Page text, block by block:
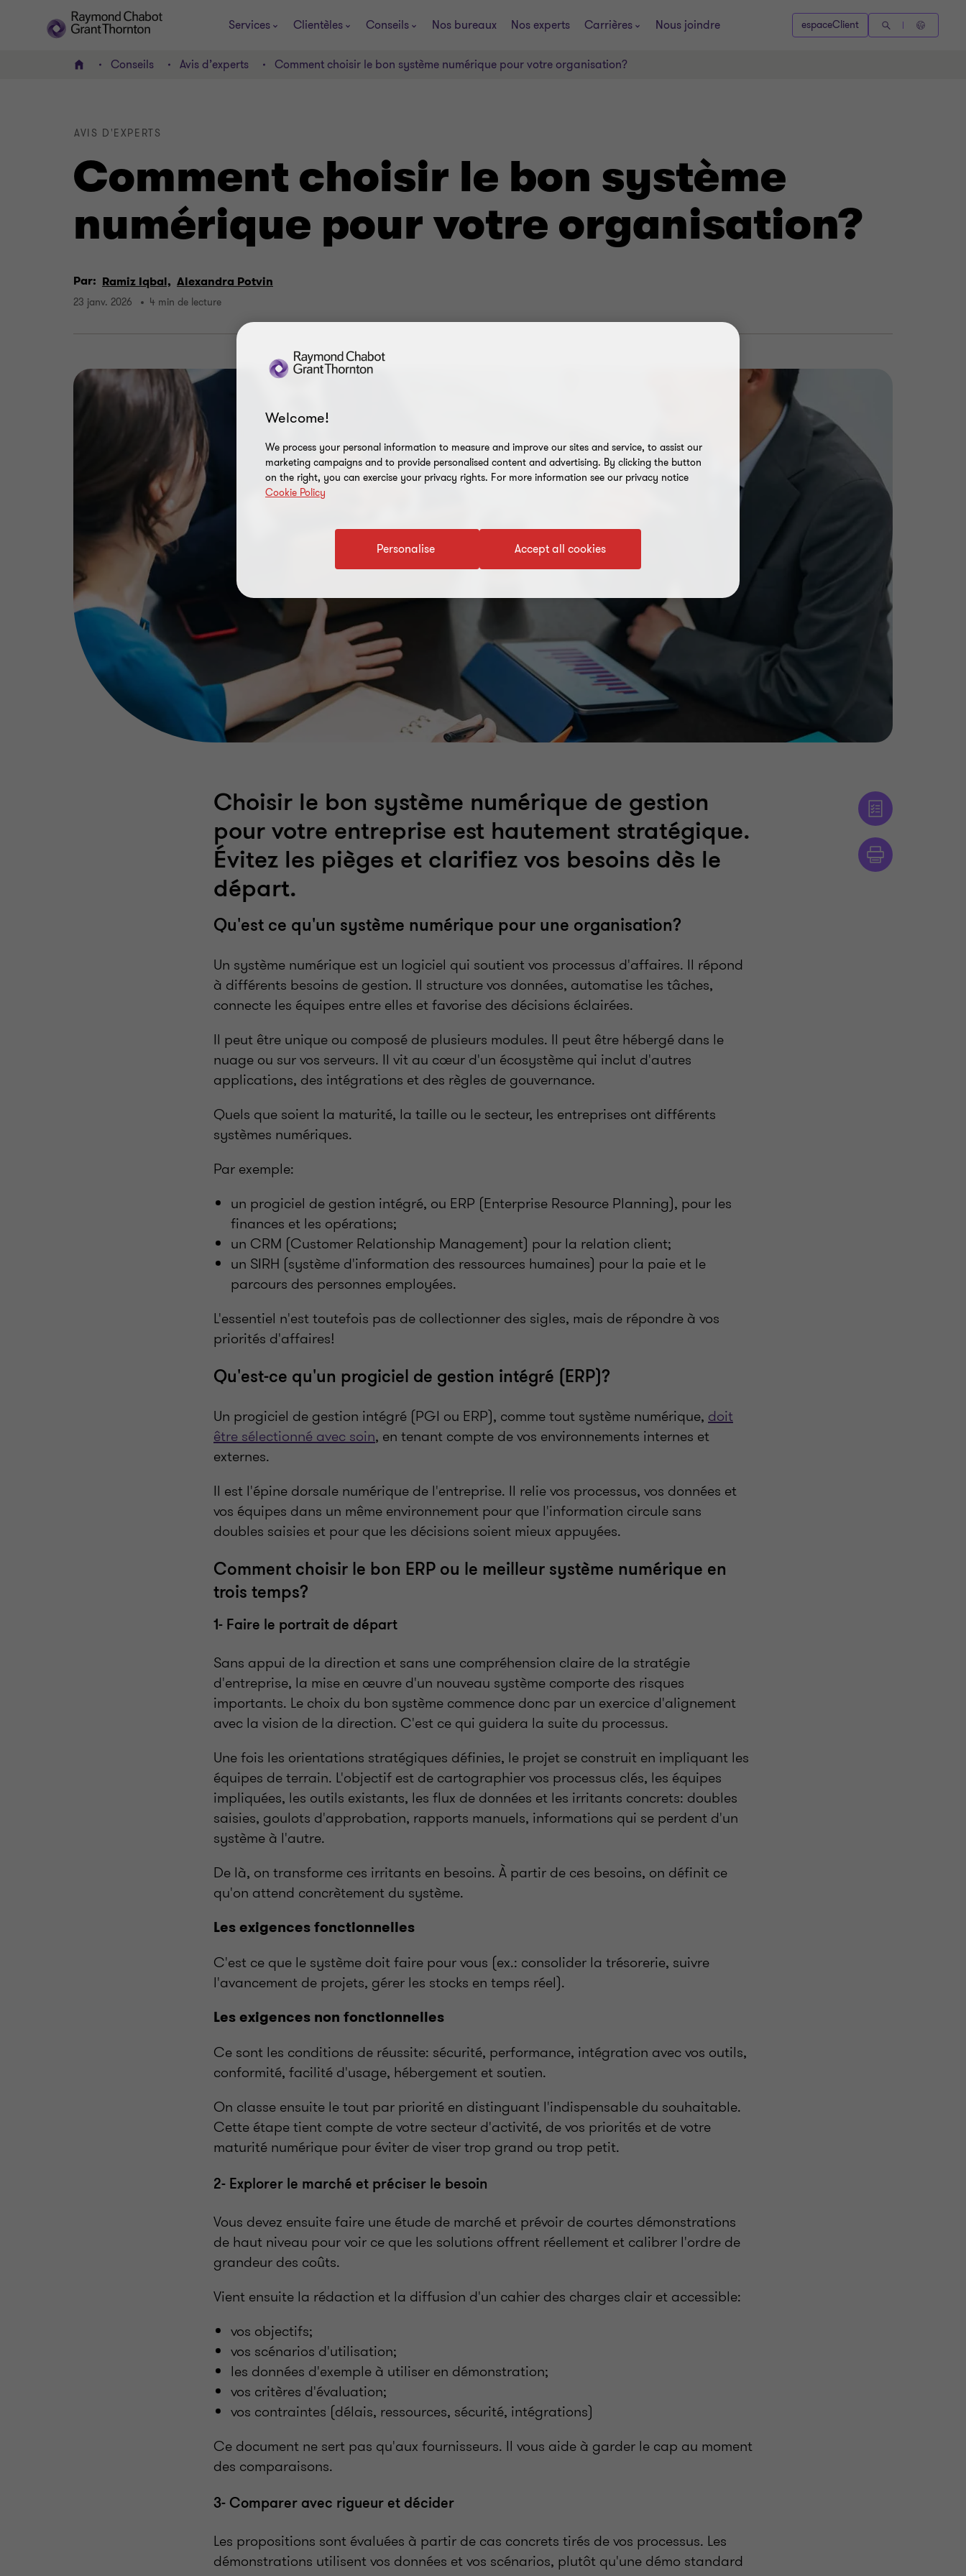
Services Clientèles Conseils Nos bureaux Nos experts Carrières Nous joindre espaceClient
ACCUEILConseils Avis d’experts Comment choisir le bon système numérique pour votre organisation?
Comment choisir le bon système
numérique pour votre organisation?
AVIS D'EXPERTS
Par: Ramiz Iqbal, Alexandra Potvin
23 janv. 2026 4 min de lecture
Choisir le bon système numérique de gestion
pour votre entreprise est hautement stratégique.
Évitez les pièges et clarifiez vos besoins dès le
départ.
Qu'est ce qu'un système numérique pour une organisation?
Un système numérique est un logiciel qui soutient vos processus d'affaires. Il répond
à différents besoins de gestion. Il structure vos données, automatise les tâches,
connecte les équipes entre elles et favorise des décisions éclairées.
Il peut être unique ou composé de plusieurs modules. Il peut être hébergé dans le
nuage ou sur vos serveurs. Il vit au cœur d'un écosystème qui inclut d'autres
applications, des intégrations et des règles de gouvernance.
Quels que soient la maturité, la taille ou le secteur, les entreprises ont différents
systèmes numériques.
Par exemple:
un progiciel de gestion intégré, ou ERP (Enterprise Resource Planning), pour les
finances et les opérations;
un CRM (Customer Relationship Management) pour la relation client;
un SIRH (système d'information des ressources humaines) pour la paie et le
parcours des personnes employées.
L'essentiel n'est toutefois pas de collectionner des sigles, mais de répondre à vos
priorités d'affaires!
Qu'est-ce qu'un progiciel de gestion intégré (ERP)?
Un progiciel de gestion intégré (PGI ou ERP), comme tout système numérique, doit
être sélectionné avec soin, en tenant compte de vos environnements internes et
externes.
Il est l'épine dorsale numérique de l'entreprise. Il relie vos processus, vos données et
vos équipes dans un même environnement pour que l'information circule sans
doubles saisies et pour que les décisions soient mieux appuyées.
Comment choisir le bon ERP ou le meilleur système numérique en
trois temps?
1- Faire le portrait de départ
Sans appui de la direction et sans une compréhension claire de la stratégie
d'entreprise, la mise en œuvre d'un nouveau système comporte des risques
importants. Le choix du bon système commence donc par un exercice d'alignement
avec la vision de la direction. C'est ce qui guidera la suite du processus.
Une fois les orientations stratégiques définies, le projet se construit en impliquant les
équipes de terrain. L'objectif est de cartographier vos processus clés, les équipes
impliquées, les outils existants, les flux de données et les irritants concrets: doubles
saisies, goulots d'approbation, rapports manuels, informations qui se perdent d'un
système à l'autre.
De là, on transforme ces irritants en besoins. À partir de ces besoins, on définit ce
qu'on attend concrètement du système.
Les exigences fonctionnelles
C'est ce que le système doit faire pour vous (ex.: consolider la trésorerie, suivre
l'avancement de projets, gérer les stocks en temps réel).
Les exigences non fonctionnelles
Ce sont les conditions de réussite: sécurité, performance, intégration avec vos outils,
conformité, facilité d'usage, hébergement et soutien.
On classe ensuite le tout par priorité en distinguant l'indispensable du souhaitable.
Cette étape tient compte de votre secteur d'activité, de vos priorités et de votre
maturité numérique pour éviter de viser trop grand ou trop petit.
2- Explorer le marché et préciser le besoin
Vous devez ensuite faire une étude de marché et prévoir de courtes démonstrations
de haut niveau pour voir ce que les solutions offrent réellement et calibrer l'ordre de
grandeur des coûts.
Vient ensuite la rédaction et la diffusion d'un cahier des charges clair et accessible:
vos objectifs;
vos scénarios d'utilisation;
les données d'exemple à utiliser en démonstration;
vos critères d'évaluation;
vos contraintes (délais, ressources, sécurité, intégrations)
Ce document ne sert pas qu'aux fournisseurs. Il vous aide à garder le cap au moment
des comparaisons.
3- Comparer avec rigueur et décider
Les propositions sont évaluées à partir de cas concrets tirés de vos processus. Les
démonstrations utilisent vos données et vos scénarios, plutôt qu'une démo standard
Welcome!
We process your personal information to measure and improve our sites and service, to assist our
marketing campaigns and to provide personalised content and advertising. By clicking the button
on the right, you can exercise your privacy rights. For more information see our privacy notice
Cookie Policy
Accept all cookies
Personalise